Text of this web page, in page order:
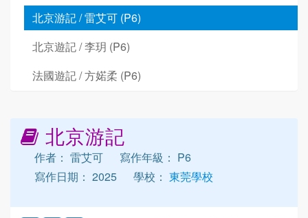
北京游記 / 雷艾可 (P6)
北京遊記 / 李玥 (P6)
法國遊記 / 方婼柔 (P6)
北京游記
作者： 雷艾可
寫作年級： P6
寫作日期： 2025
學校： 東莞學校